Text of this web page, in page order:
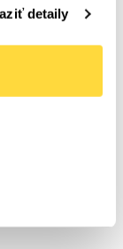
detaily